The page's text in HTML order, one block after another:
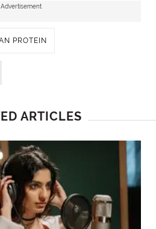
Advertisement
PROTEIN
ARTICLES